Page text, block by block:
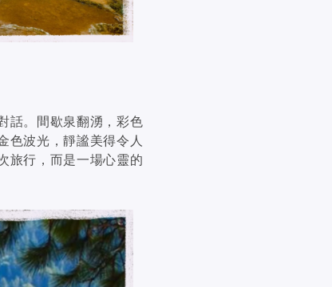
話。間歇泉翻湧，彩色
色波光，靜謐美得令人
旅行，而是一場心靈的